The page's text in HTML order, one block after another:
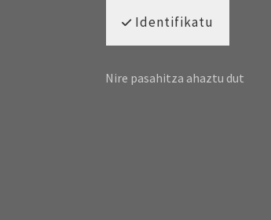
Identifikatu
Nire pasahitza ahaztu dut